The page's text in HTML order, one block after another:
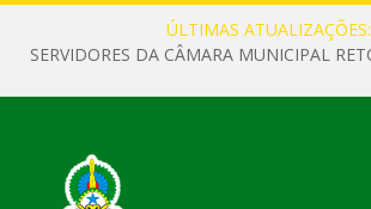
ÚLTIMAS ATUALIZAÇÕES: